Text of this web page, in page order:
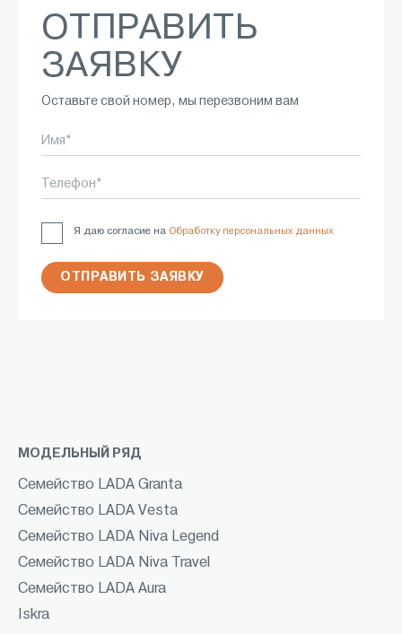
ОТПРАВИТЬ
ЗАЯВКУ
Оставьте свой номер, мы перезвоним вам
Имя*
Телефон*
Я даю согласие на Обработку персональных данных
ОТПРАВИТЬ ЗАЯВКУ
МОДЕЛЬНЫЙ РЯД
Семейство LADA Granta
Семейство LADA Vesta
Семейство LADA Niva Legend
Семейство LADA Niva Travel
Семейство LADA Aura
Iskra